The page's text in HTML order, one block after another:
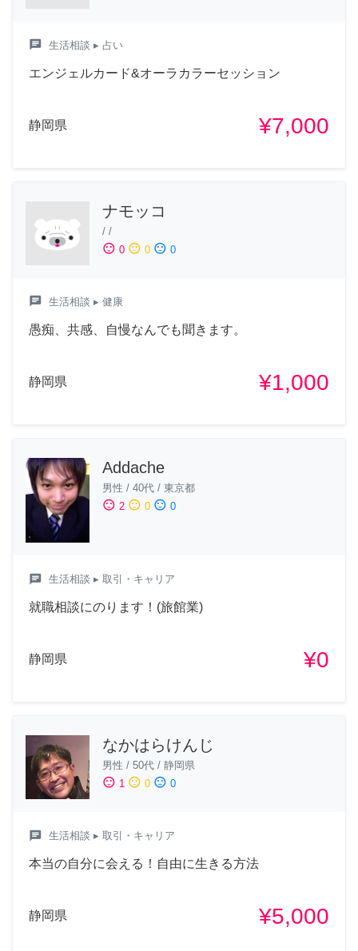
chat 生活相談 ▸ 占い
エンジェルカード&オーラカラーセッション
静岡県 ¥7,000
ナモッコ
/ /
sentiment_satisfied 0 sentiment_neutral 0 sentiment_dissatisfied 0
chat 生活相談 ▸ 健康
愚痴、共感、自慢なんでも聞きます。
静岡県 ¥1,000
Addache
男性 / 40代 / 東京都
sentiment_satisfied 2 sentiment_neutral 0 sentiment_dissatisfied 0
chat 生活相談 ▸ 取引・キャリア
就職相談にのります！(旅館業)
静岡県 ¥0
なかはらけんじ
男性 / 50代 / 静岡県
sentiment_satisfied 1 sentiment_neutral 0 sentiment_dissatisfied 0
chat 生活相談 ▸ 取引・キャリア
本当の自分に会える！自由に生きる方法
静岡県 ¥5,000